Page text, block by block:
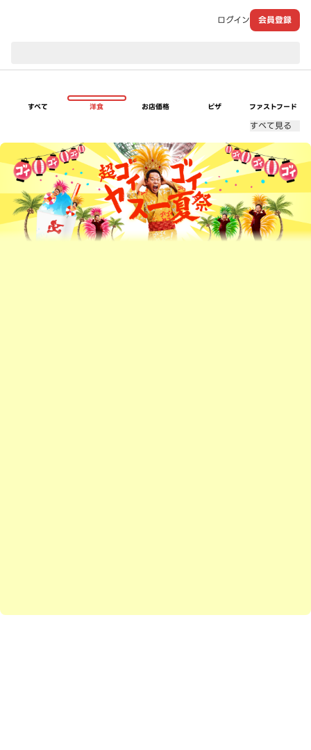
ログイン 会員登録
すべて 洋食 お店価格 ピザ ファストフード
すべて見る
超ゴイゴイヤスー夏祭